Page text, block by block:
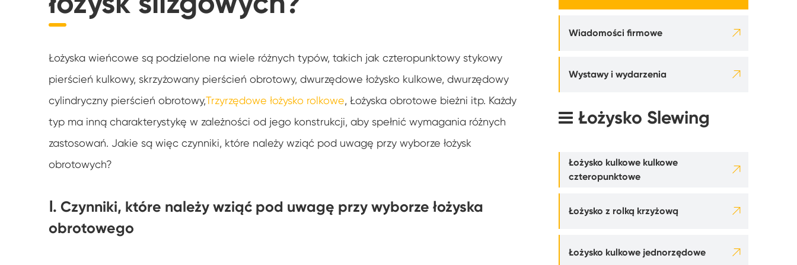
Łożysko kołnierzowe i lekkie łożysko
Dostosowane łożysko Slewing Przekładnia ślimakowa Slew Drive
Łożyska wieńcowe są podzielone na wiele różnych typów, takich jak czteropunktowy stykowy
pierścień kulkowy, skrzyżowany pierścień obrotowy, dwurzędowe łożysko kulkowe, dwurzędowy
cylindryczny pierścień obrotowy,Trzyrzędowe łożysko rolkowe, Łożyska obrotowe bieżni itp. Każdy
typ ma inną charakterystykę w zależności od jego konstrukcji, aby spełnić wymagania różnych
zastosowań. Jakie są więc czynniki, które należy wziąć pod uwagę przy wyborze łożysk
obrotowych?
Ⅰ. Czynniki, które należy wziąć pod uwagę przy wyborze łożyska
obrotowego
Wiadomości firmowe 
Wystawy i wydarzenia 
Łożysko Slewing
Łożysko kulkowe kulkowe
czteropunktowe

Łożysko z rolką krzyżową 
Łożysko kulkowe jednorzędowe 